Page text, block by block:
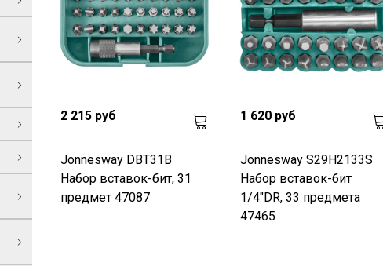
2 215 руб
Jonnesway DBT31B
Набор вставок-бит, 31
предмет 47087
1 620 руб
Jonnesway S29H2133S
Набор вставок-бит
1/4"DR, 33 предмета
47465